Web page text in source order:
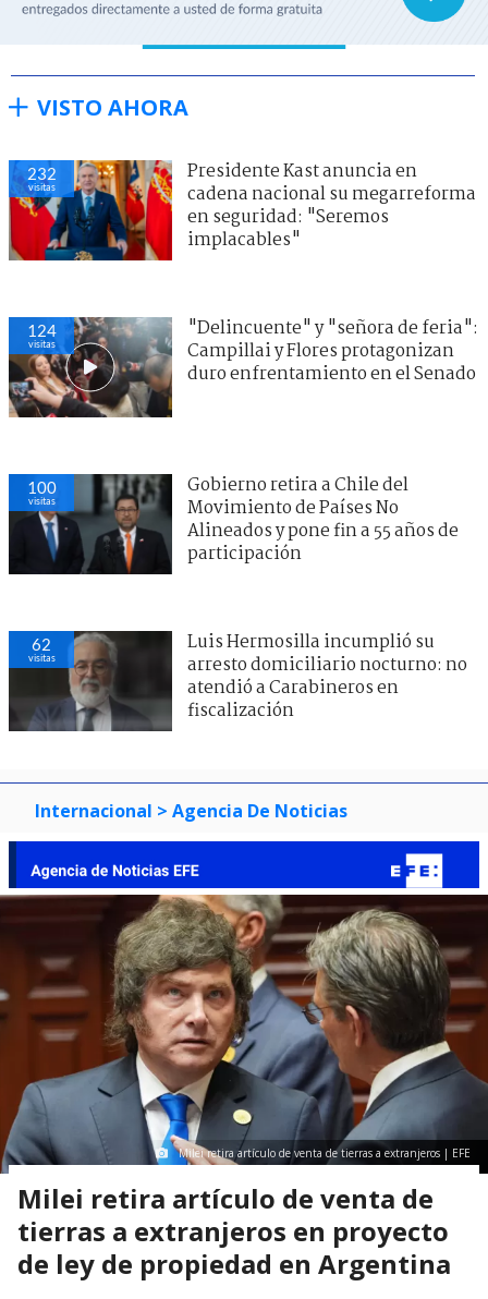
VISTO AHORA
232
visitas
Presidente Kast anuncia en
cadena nacional su megarreforma
en seguridad: "Seremos
implacables"
124
visitas
"Delincuente" y "señora de feria":
Campillai y Flores protagonizan
duro enfrentamiento en el Senado
100
visitas
Gobierno retira a Chile del
Movimiento de Países No
Alineados y pone fin a 55 años de
participación
62
visitas
Luis Hermosilla incumplió su
arresto domiciliario nocturno: no
atendió a Carabineros en
fiscalización
Internacional > Agencia De Noticias
Milei retira artículo de venta de tierras a extranjeros | EFE
Milei retira artículo de venta de
tierras a extranjeros en proyecto
de ley de propiedad en Argentina